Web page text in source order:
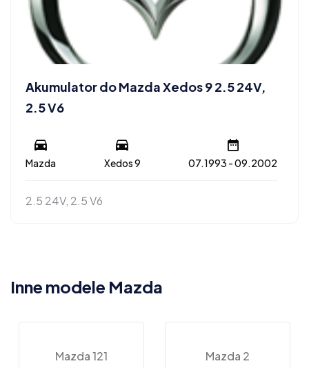
Akumulator do Mazda Xedos 9 2.5 24V,
2.5 V6
Mazda Xedos 9 07.1993 - 09.2002
2.5 24V, 2.5 V6
Inne modele Mazda
Mazda 121 Mazda 2